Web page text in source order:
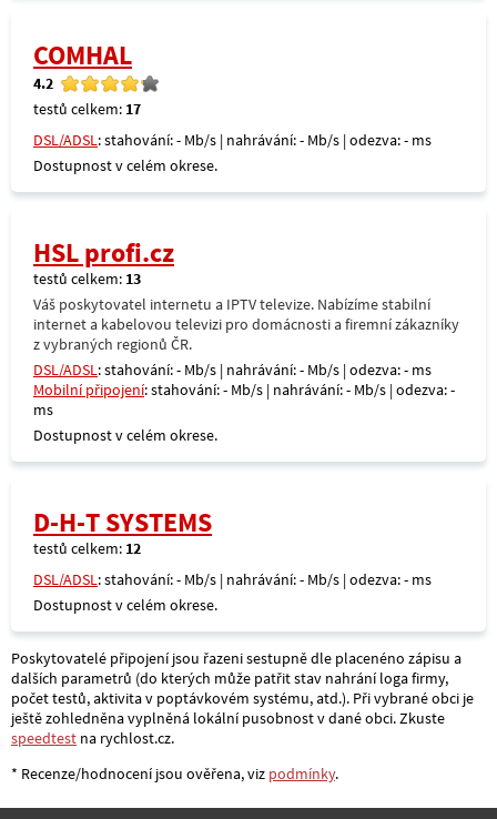
COMHAL
4.2
testů celkem: 17
DSL/ADSL: stahování: - Mb/s | nahrávání: - Mb/s | odezva: - ms
Dostupnost v celém okrese.
HSL profi.cz
testů celkem: 13
Váš poskytovatel internetu a IPTV televize. Nabízíme stabilní
internet a kabelovou televizi pro domácnosti a firemní zákazníky
z vybraných regionů ČR.
DSL/ADSL: stahování: - Mb/s | nahrávání: - Mb/s | odezva: - ms
Mobilní připojení: stahování: - Mb/s | nahrávání: - Mb/s | odezva: -
ms
Dostupnost v celém okrese.
D-H-T SYSTEMS
testů celkem: 12
DSL/ADSL: stahování: - Mb/s | nahrávání: - Mb/s | odezva: - ms
Dostupnost v celém okrese.
Poskytovatelé připojení jsou řazeni sestupně dle placenéno zápisu a
dalších parametrů (do kterých může patřit stav nahrání loga firmy,
počet testů, aktivita v poptávkovém systému, atd.). Při vybrané obci je
ještě zohledněna vyplněná lokální pusobnost v dané obci. Zkuste
speedtest na rychlost.cz.
* Recenze/hodnocení jsou ověřena, viz podmínky.